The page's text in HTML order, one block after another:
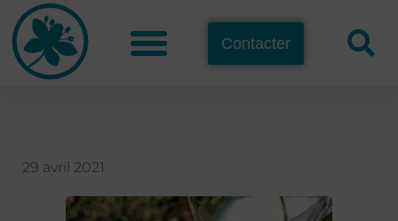
Contacter
29 avril 2021